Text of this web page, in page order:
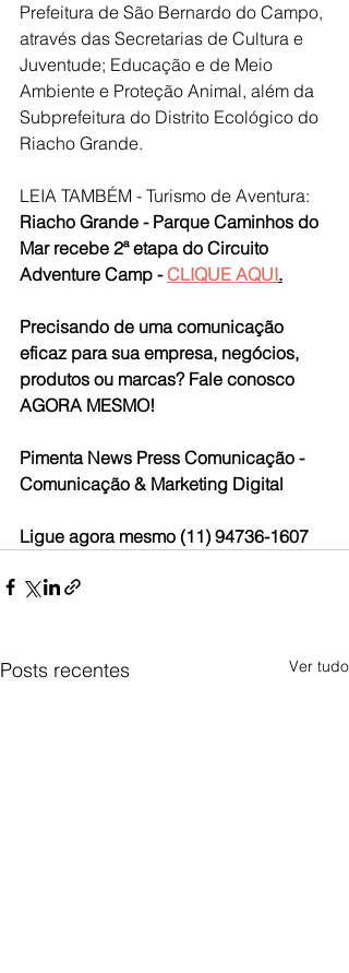
Prefeitura de São Bernardo do Campo,
através das Secretarias de Cultura e
Juventude; Educação e de Meio
Ambiente e Proteção Animal, além da
Subprefeitura do Distrito Ecológico do
Riacho Grande.
LEIA TAMBÉM - Turismo de Aventura:
Riacho Grande - Parque Caminhos do
Mar recebe 2ª etapa do Circuito
Adventure Camp - CLIQUE AQUI.
Precisando de uma comunicação
eficaz para sua empresa, negócios,
produtos ou marcas? Fale conosco
AGORA MESMO!
Pimenta News Press Comunicação -
Comunicação & Marketing Digital
Ligue agora mesmo (11) 94736-1607
Posts recentes Ver tudo